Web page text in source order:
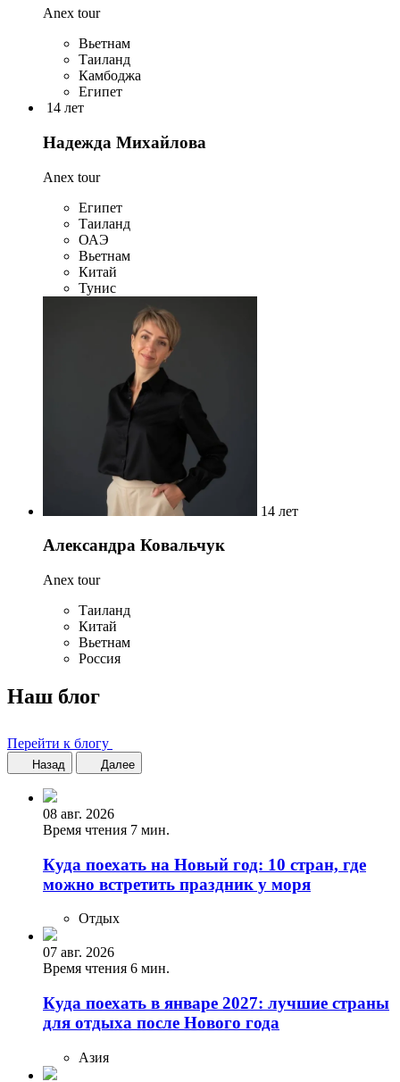
Anex tour
Вьетнам
Таиланд
Камбоджа
Египет
14 лет
Надежда Михайлова
Anex tour
Египет
Таиланд
ОАЭ
Вьетнам
Китай
Тунис
14 лет
Александра Ковальчук
Anex tour
Таиланд
Китай
Вьетнам
Россия
Наш блог
Перейти к блогу
Назад Далее
08 авг. 2026
Время чтения 7 мин.
Куда поехать на Новый год: 10 стран, где
можно встретить праздник у моря
Отдых
07 авг. 2026
Время чтения 6 мин.
Куда поехать в январе 2027: лучшие страны
для отдыха после Нового года
Азия